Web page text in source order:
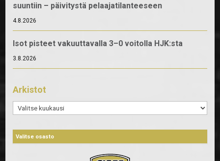
suuntiin – päivitystä pelaajatilanteeseen
4.8.2026
Isot pisteet vakuuttavalla 3–0 voitolla HJK:sta
3.8.2026
Arkistot
Arkistot